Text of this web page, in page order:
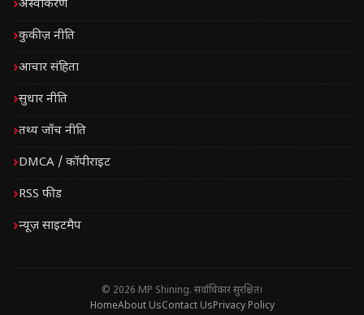
अस्वीकरण
कुकीज़ नीति
आचार संहिता
सुधार नीति
तथ्य जाँच नीति
DMCA / कॉपीराइट
RSS फीड
न्यूज़ साइटमैप
© 2026 MP Shining. सर्वाधिकार सुरक्षित।
HomeAbout UsContact UsPrivacy Policy